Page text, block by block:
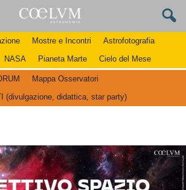
Mostre e Incontri
Astrofotografia
NASA Pianeta Marte Cielo del Mese
Mappa Osservatori
(divulgazione, didattica, star party)